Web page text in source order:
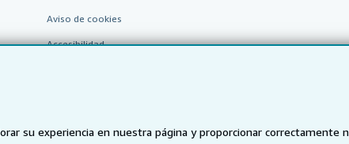
su experiencia en nuestra página y proporcionar correctamente
Aviso de cookies
Accesibilidad